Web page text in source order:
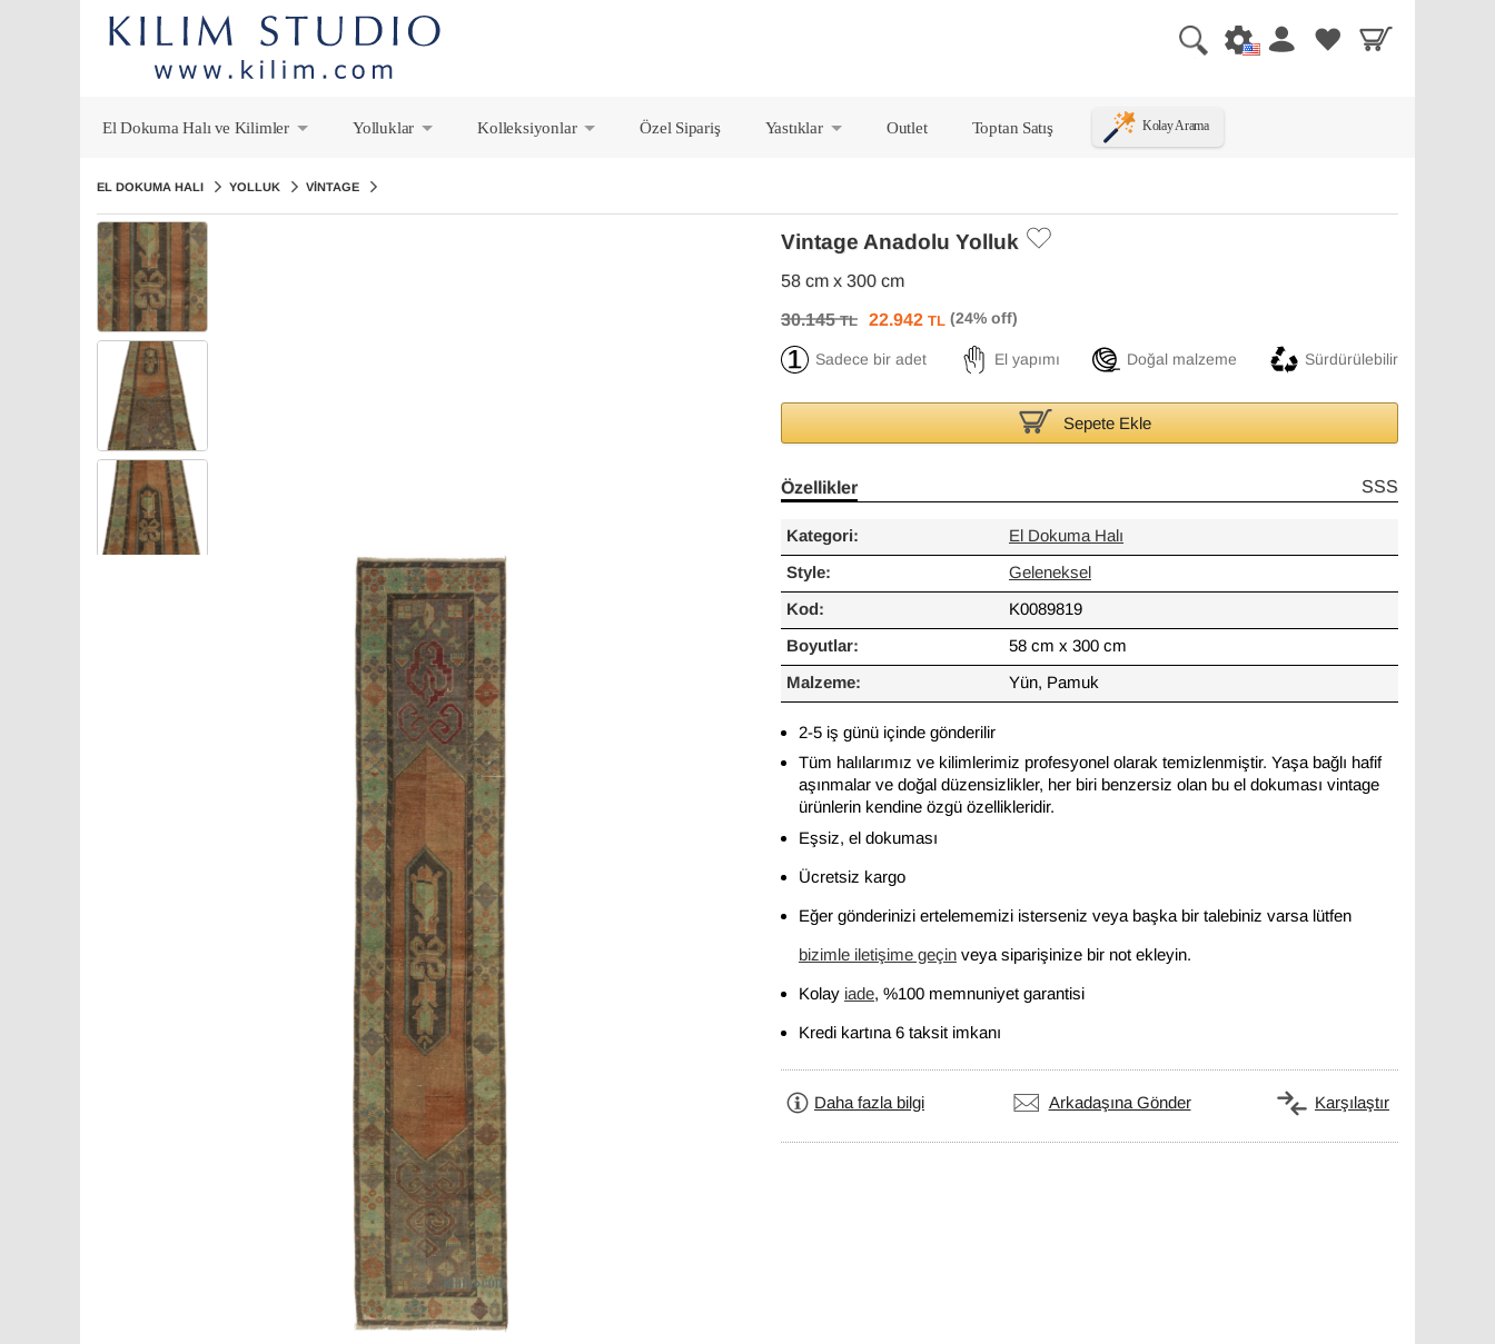
El Dokuma Halı ve Kilimler
Yolluklar
Kolleksiyonlar
Özel Sipariş
Yastıklar Outlet Toptan Satış Kolay Arama
EL DOKUMA HALI YOLLUK VINTAGE
Vintage Anadolu Yolluk
58 cm x 300 cm
30.145TL 22.942 TL
Sadece bir adet El yapımı Doğal malzeme Sürdürülebilir
Sepete Ekle
Özellikler SSS
Kategori: El Dokuma Halı
Style: Geleneksel
Kod: K0089819
Boyutlar: 58 cm x 300 cm
Malzeme: Yün, Pamuk
2-5 iş günü içinde gönderilir
Tüm halılarımız ve kilimlerimiz profesyonel olarak temizlenmiştir. Yaşa bağlı hafif
aşınmalar ve doğal düzensizlikler, her biri benzersiz olan bu el dokuması vintage
ürünlerin kendine özgü özellikleridir.
Eşsiz, el dokuması
Ücretsiz kargo
Eğer gönderinizi ertelememizi isterseniz veya başka bir talebiniz varsa lütfen
bizimle iletişime geçin veya siparişinize bir not ekleyin.
Kolay iade, %100 memnuniyet garantisi
Kredi kartına 6 taksit imkanı
Daha fazla bilgi Arkadaşına Gönder Karşılaştır